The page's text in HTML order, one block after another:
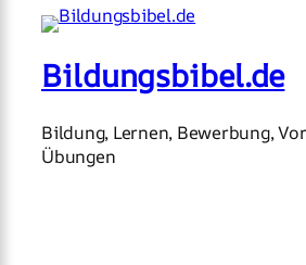
Bildungsbibel.de
Bildung, Lernen, Bewerbung,
Übungen